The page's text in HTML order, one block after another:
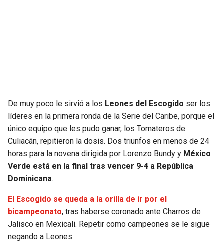
De muy poco le sirvió a los Leones del Escogido ser los
líderes en la primera ronda de la Serie del Caribe, porque el
único equipo que les pudo ganar, los Tomateros de
Culiacán, repitieron la dosis. Dos triunfos en menos de 24
horas para la novena dirigida por Lorenzo Bundy y México
Verde está en la final tras vencer 9-4 a República
Dominicana.
El Escogido se queda a la orilla de ir por el
bicampeonato, tras haberse coronado ante Charros de
Jalisco en Mexicali. Repetir como campeones se le sigue
negando a Leones.